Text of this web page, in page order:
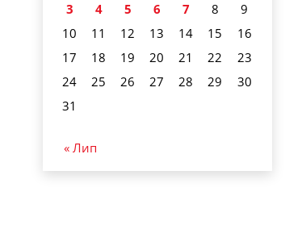
3
4 5 6 7 8
9
10
11 12 13 14 15
16
17
18 19 20 21 22
23
24
25 26 27 28 29
30
31
« Лип